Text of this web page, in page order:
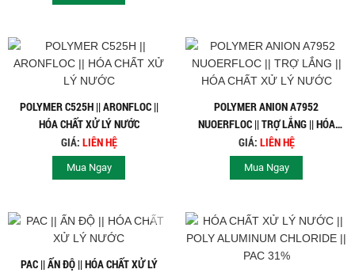
POLYMER C525H || ARONFLOC ||
HÓA CHẤT XỬ LÝ NƯỚC
GIÁ: LIÊN HỆ
Mua Ngay
POLYMER ANION A7952
NUOERFLOC || TRỢ LẮNG || HÓA
CHẤT XỬ LÝ NƯỚC
GIÁ: LIÊN HỆ
Mua Ngay
PAC || ẤN ĐỘ || HÓA CHẤT XỬ LÝ